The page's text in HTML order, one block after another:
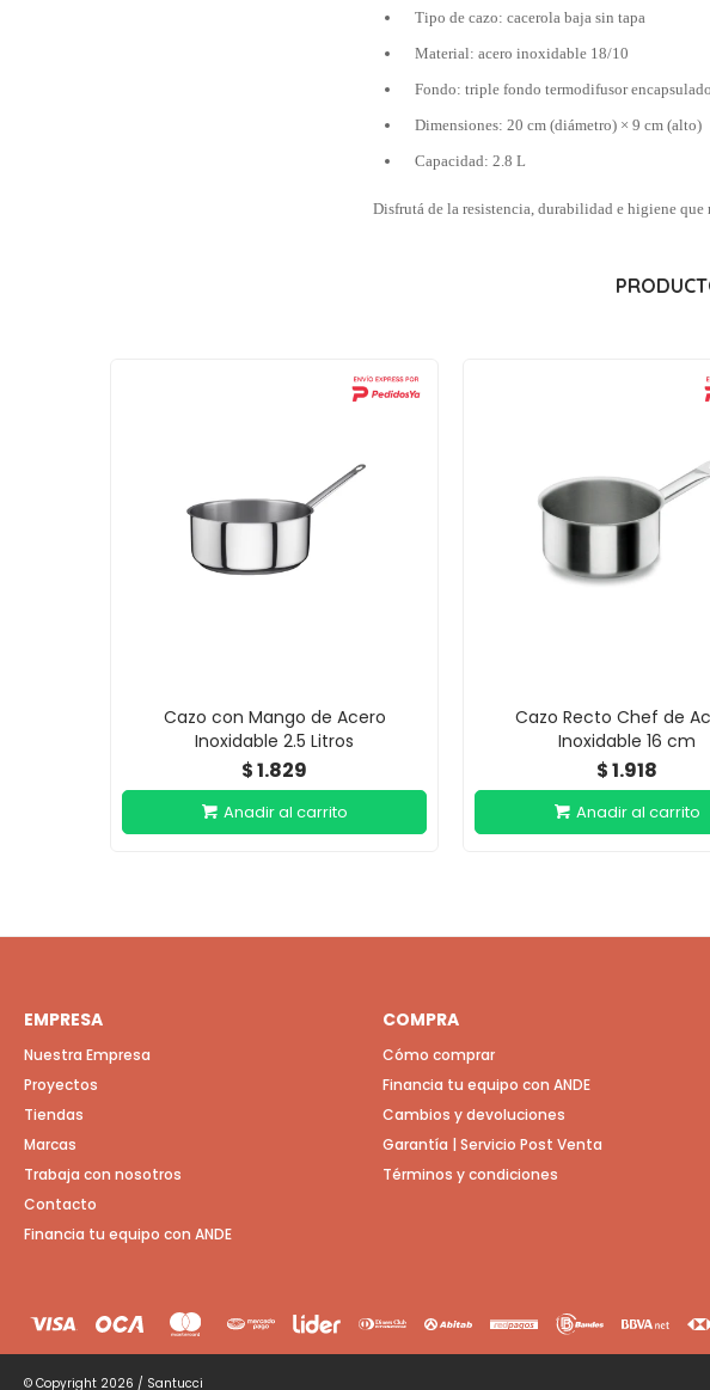
Tipo de cazo: cacerola baja sin tapa
Material: acero inoxidable 18/10
Fondo: triple fondo termodifusor encapsulado
Dimensiones: 20 cm (diámetro) × 9 cm (alto)
Capacidad: 2.8 L
Disfrutá de la resistencia, durabilidad e higiene que
Cazo con Mango de Acero
Inoxidable 2.5 Litros
$1.829
Cazo Recto Chef de
Inoxidable 16 cm
$1.918
EMPRESA
Nuestra Empresa
Proyectos
Tiendas
Marcas
Trabaja con nosotros
Contacto
Financia tu equipo con ANDE
COMPRA
Cómo comprar
Financia tu equipo con ANDE
Cambios y devoluciones
Garantía | Servicio Post Venta
Términos y condiciones
© Copyright 2026 / Santucci